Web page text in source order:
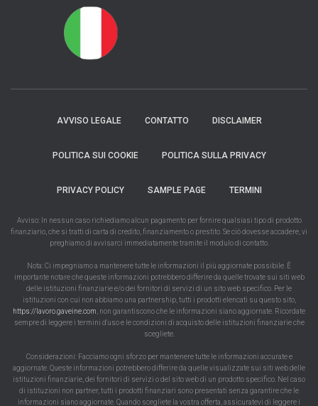
AVVISO LEGALE CONTATTO DISCLAIMER
POLITICA SUI COOKIE POLITICA SULLA PRIVACY
PRIVACY POLICY SAMPLE PAGE TERMINI
Avviso: In nessun caso richiediamo alcun pagamento per fornire qualsiasi tipo di prodotto
finanziario, che si tratti di carta di credito, finanziamento o prestito. Se ciò dovesse accadere, vi
preghiamo di avvisarci immediatamente tramite il modulo di contatto.
Nota: Ci impegniamo a mantenere tutte le informazioni il più aggiornate possibile. È
importante notare che queste informazioni potrebbero differire da quelle trovate sui siti web
delle istituzioni finanziarie e/o dei fornitori di servizi di un sito web specifico. Per le
istituzioni con cui non abbiamo una partnership, tutti i prodotti elencati su questo sito,
https://lavoro.gaveine.com, non garantiscono che le informazioni siano aggiornate. Ricordate
sempre di leggere i termini d'uso e le condizioni di acquisto delle istituzioni finanziarie che
scegliete.
Considerazioni: Facciamo ogni sforzo per mantenere tutte le informazioni accurate e
aggiornate. Queste informazioni potrebbero differire da quelle visualizzate sui siti web delle
istituzioni finanziarie, dei fornitori di servizi o del sito web di un prodotto specifico. Nel caso
di istituzioni non partner, tutti i prodotti finanziari sono presentati senza garantire che le
informazioni siano aggiornate. Quando scegliete la vostra offerta, assicuratevi di leggere i